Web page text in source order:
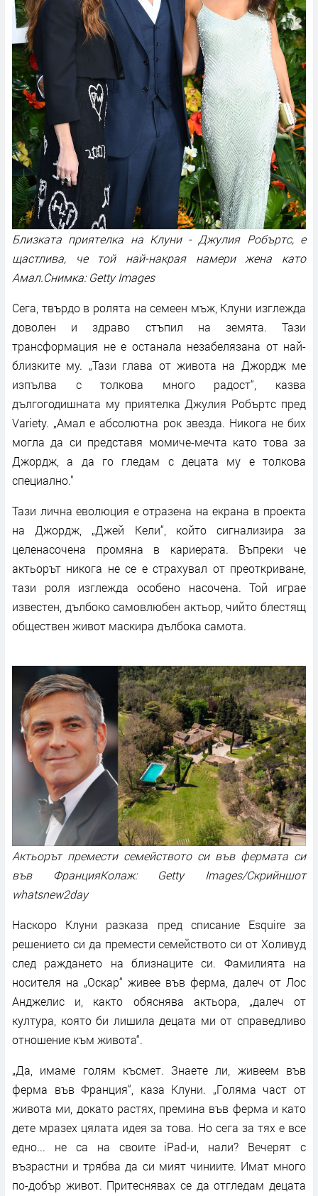
Близката приятелка на Клуни - Джулия Робъртс, е
щастлива, че той най-накрая намери жена като
Амал.Снимка: Getty Images
Сега, твърдо в ролята на семеен мъж, Клуни изглежда
доволен и здраво стъпил на земята. Тази
трансформация не е останала незабелязана от най-
близките му. „Тази глава от живота на Джордж ме
изпълва с толкова много радост“, казва
дългогодишната му приятелка Джулия Робъртс пред
Variety. „Амал е абсолютна рок звезда. Никога не бих
могла да си представя момиче-мечта като това за
Джордж, а да го гледам с децата му е толкова
специално."
Тази лична еволюция е отразена на екрана в проекта
на Джордж, „Джей Кели“, който сигнализира за
целенасочена промяна в кариерата. Въпреки че
актьорът никога не се е страхувал от преоткриване,
тази роля изглежда особено насочена. Той играе
известен, дълбоко самовлюбен актьор, чийто блестящ
обществен живот маскира дълбока самота.
Актьорът премести семейството си във фермата си
във ФранцияКолаж: Getty Images/Скрийншот
whatsnew2day
Наскоро Клуни разказа пред списание Esquire за
решението си да премести семейството си от Холивуд
след раждането на близнаците си. Фамилията на
носителя на „Оскар“ живее във ферма, далеч от Лос
Анджелис и, както обяснява актьора, „далеч от
култура, която би лишила децата ми от справедливо
отношение към живота“.
„Да, имаме голям късмет. Знаете ли, живеем във
ферма във Франция“, каза Клуни. „Голяма част от
живота ми, докато растях, премина във ферма и като
дете мразех цялата идея за това. Но сега за тях е все
едно... не са на своите iPad-и, нали? Вечерят с
възрастни и трябва да си мият чиниите. Имат много
по-добър живот. Притеснявах се да отгледам децата